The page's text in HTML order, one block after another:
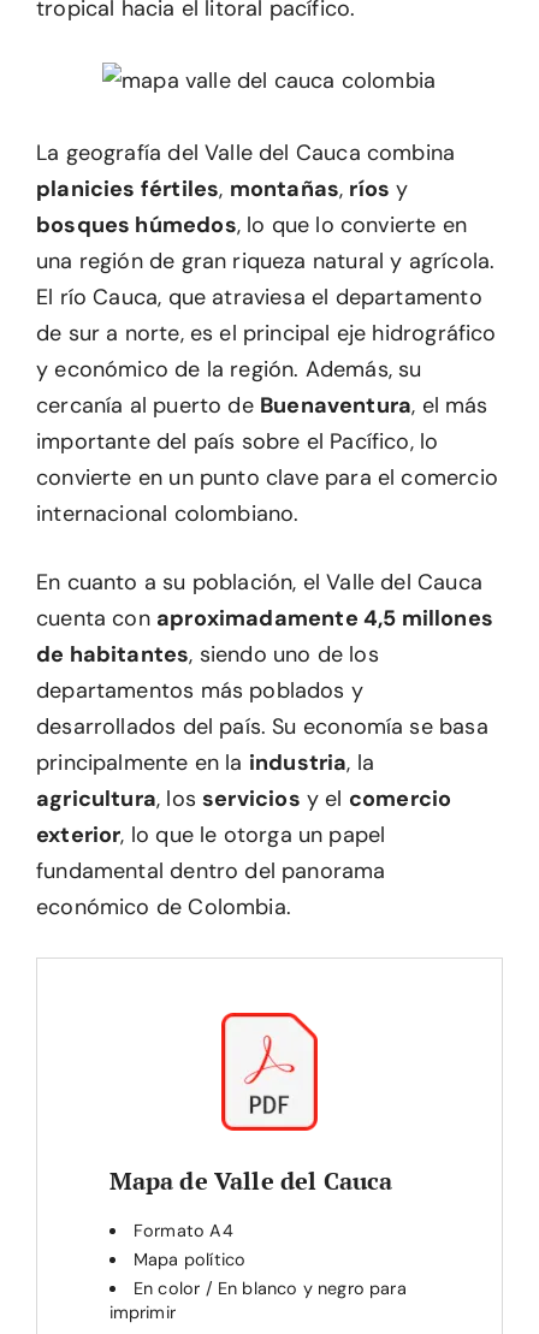
tropical hacia el litoral pacífico.
La geografía del Valle del Cauca combina
planicies fértiles, montañas, ríos y
bosques húmedos, lo que lo convierte en
una región de gran riqueza natural y agrícola.
El río Cauca, que atraviesa el departamento
de sur a norte, es el principal eje hidrográfico
y económico de la región. Además, su
cercanía al puerto de Buenaventura, el más
importante del país sobre el Pacífico, lo
convierte en un punto clave para el comercio
internacional colombiano.
En cuanto a su población, el Valle del Cauca
cuenta con aproximadamente 4,5 millones
de habitantes, siendo uno de los
departamentos más poblados y
desarrollados del país. Su economía se basa
principalmente en la industria, la
agricultura, losservicios y el comercio
exterior, lo que le otorga un papel
fundamental dentro del panorama
económico de Colombia.
Mapa de Valle del Cauca
Formato A4
Mapa político
En color / En blanco y negro para
imprimir